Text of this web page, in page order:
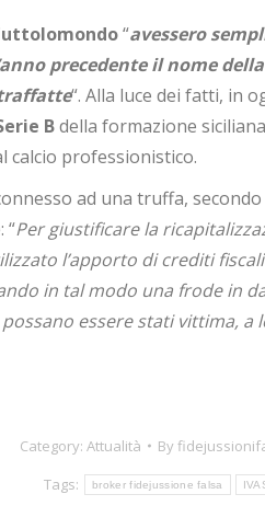
“avessero
precedente il nome
“. Alla luce dei fatti, in
Bdella formazione
calcio professionistico.
ad una truffa,
“Per giustificare la
l’apporto di crediti
in tal modo una frode in
possano essere stati vittima,
Category: Attualità By
Tags:
broker fidejussione falsa